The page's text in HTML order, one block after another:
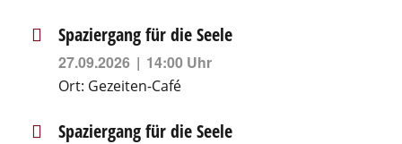
Spaziergang für die Seele
27.09.2026 14:00 Uhr
Ort: Gezeiten-Café
Spaziergang für die Seele